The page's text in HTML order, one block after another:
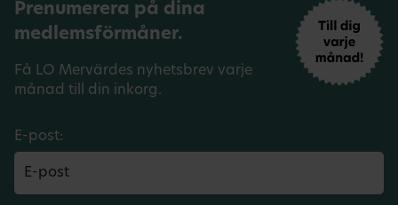
Prenumerera på dina
medlemsförmåner.
Få LO Mervärdes nyhetsbrev varje
månad till din inkorg.
E-post: